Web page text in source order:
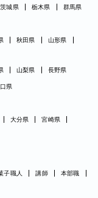
茨城県 栃木県 群馬県
秋田県
山形県
山梨県 長野県
県
大分県
宮崎県
子職人 講師
本部職